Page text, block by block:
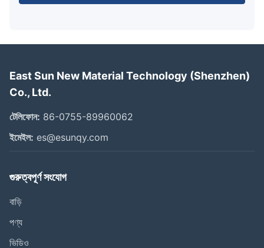
East Sun New Material Technology (Shenzhen)
Co., Ltd.
টেলিফোন: 86-0755-89960062
ইমেইল: es@esunqy.com
গুরুত্বপূর্ণ সংযোগ
বাড়ি
পণ্য
ভিডিও